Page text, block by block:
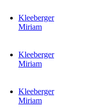
Kleeberger
Miriam
Kleeberger
Miriam
Kleeberger
Miriam